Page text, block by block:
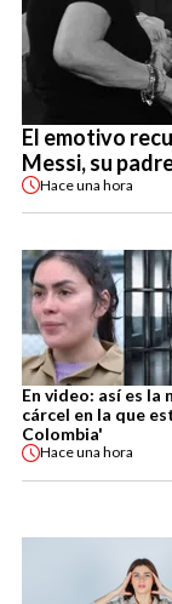
El emotivo
Messi, su
Haceuna hora
En video: así es la
cárcel en la que
Colombia'
Haceuna hora